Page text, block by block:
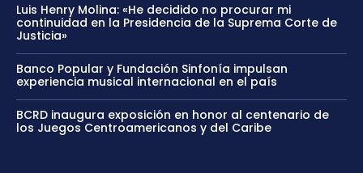
Luis Henry Molina: «He decidido no procurar mi
continuidad en la Presidencia de la Suprema Corte de
Justicia»
Banco Popular y Fundación Sinfonía impulsan
experiencia musical internacional en el país
BCRD inaugura exposición en honor al centenario de
los Juegos Centroamericanos y del Caribe